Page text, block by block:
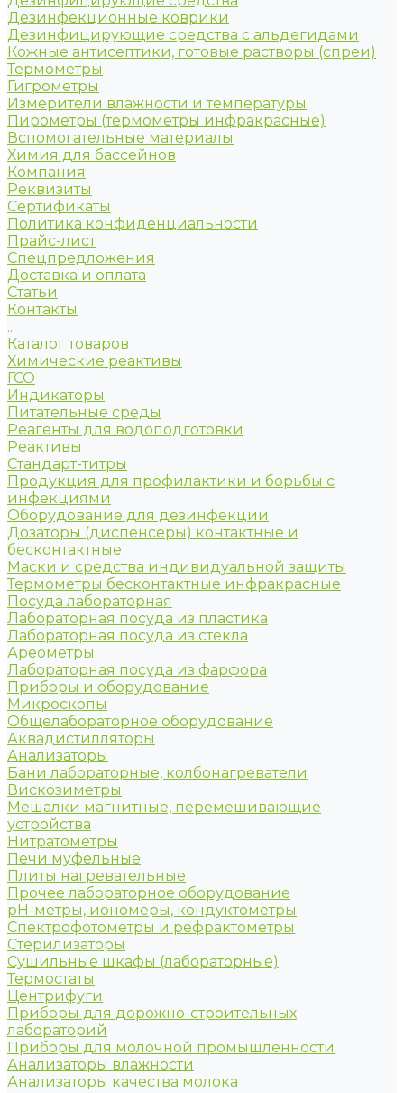
Дезинфекционные коврики
Дезинфицирующие средства с альдегидами
Кожные антисептики, готовые растворы (спреи)
Термометры
Гигрометры
Измерители влажности и температуры
Пирометры (термометры инфракрасные)
Вспомогательные материалы
Химия для бассейнов
Компания
Реквизиты
Сертификаты
Политика конфиденциальности
Прайс-лист
Спецпредложения
Доставка и оплата
Статьи
Контакты
...
Каталог товаров
Химические реактивы
ГСО
Индикаторы
Питательные среды
Реагенты для водоподготовки
Реактивы
Стандарт-титры
Продукция для профилактики и борьбы с
инфекциями
Оборудование для дезинфекции
Дозаторы (диспенсеры) контактные и
бесконтактные
Маски и средства индивидуальной защиты
Термометры бесконтактные инфракрасные
Посуда лабораторная
Лабораторная посуда из пластика
Лабораторная посуда из стекла
Ареометры
Лабораторная посуда из фарфора
Приборы и оборудование
Микроскопы
Общелабораторное оборудование
Аквадистилляторы
Анализаторы
Бани лабораторные, колбонагреватели
Вискозиметры
Мешалки магнитные, перемешивающие
устройства
Нитратометры
Печи муфельные
Плиты нагревательные
Прочее лабораторное оборудование
рН-метры, иономеры, кондуктометры
Спектрофотометры и рефрактометры
Стерилизаторы
Сушильные шкафы (лабораторные)
Термостаты
Центрифуги
Приборы для дорожно-строительных
лабораторий
Приборы для молочной промышленности
Анализаторы влажности
Анализаторы качества молока